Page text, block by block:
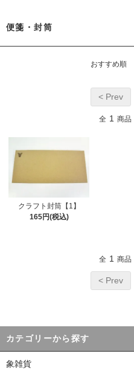
便箋・封筒
おすすめ順
< Prev
全 1 商品
クラフト封筒【1】
165円(税込)
全 1 商品
< Prev
カテゴリーから探す
象雑貨